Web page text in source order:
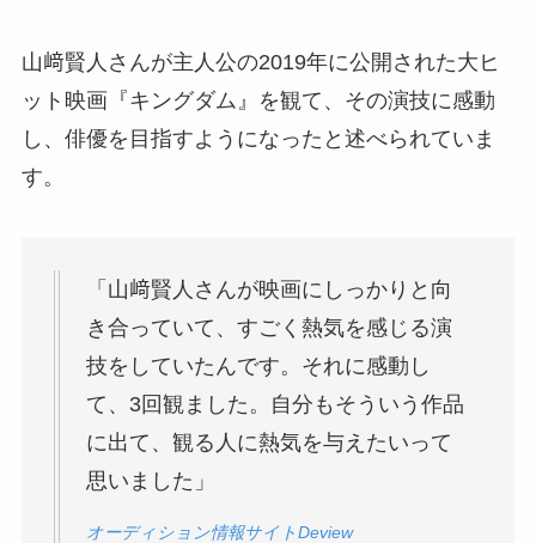
山﨑賢人さんが主人公の2019年に公開された大ヒ
ット映画『キングダム』を観て、その演技に感動
し、俳優を目指すようになったと述べられていま
す。
「山﨑賢人さんが映画にしっかりと向
き合っていて、すごく熱気を感じる演
技をしていたんです。それに感動し
て、3回観ました。自分もそういう作品
に出て、観る人に熱気を与えたいって
思いました」
オーディション情報サイトDeview